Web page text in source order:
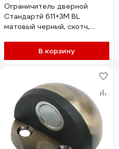
Ограничитель дверной
Стандартй 611+3М BL
матовый черный, скотч,
В корзину